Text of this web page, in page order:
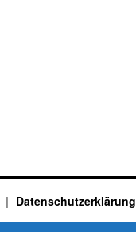
Datenschutzerklärung